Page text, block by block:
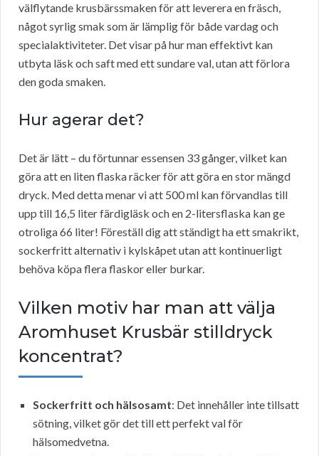
välflytande krusbärssmaken för att leverera en fräsch,
något syrlig smak som är lämplig för både vardag och
specialaktiviteter. Det visar på hur man effektivt kan
utbyta läsk och saft med ett sundare val, utan att förlora
den goda smaken.
Hur agerar det?
Det är lätt – du förtunnar essensen 33 gånger, vilket kan
göra att en liten flaska räcker för att göra en stor mängd
dryck. Med detta menar vi att 500 ml kan förvandlas till
upp till 16,5 liter färdigläsk och en 2-litersflaska kan ge
otroliga 66 liter! Föreställ dig att ständigt ha ett smakrikt,
sockerfritt alternativ i kylskåpet utan att kontinuerligt
behöva köpa flera flaskor eller burkar.
Vilken motiv har man att välja
Aromhuset Krusbär stilldryck
koncentrat?
Sockerfritt och hälsosamt: Det innehåller inte tillsatt
sötning, vilket gör det till ett perfekt val för
hälsomedvetna.